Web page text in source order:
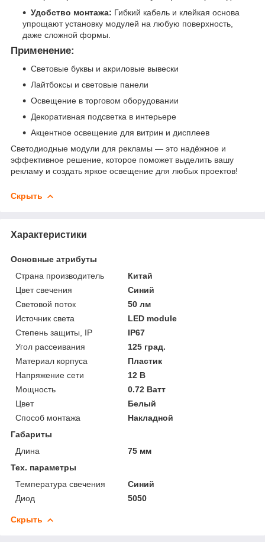
Удобство монтажа: Гибкий кабель и клейкая основа
упрощают установку модулей на любую поверхность,
даже сложной формы.
Применение:
Световые буквы и акриловые вывески
Лайтбоксы и световые панели
Освещение в торговом оборудовании
Декоративная подсветка в интерьере
Акцентное освещение для витрин и дисплеев
Светодиодные модули для рекламы — это надёжное и
эффективное решение, которое поможет выделить вашу
рекламу и создать яркое освещение для любых проектов!
Скрыть
Характеристики
Основные атрибуты
Страна производитель
Китай
Цвет свечения
Синий
Световой поток
50 лм
Источник света
LED module
Степень защиты, IP
IP67
Угол рассеивания
125 град.
Материал корпуса
Пластик
Напряжение сети
12 В
Мощность
0.72 Ватт
Цвет
Белый
Способ монтажа
Накладной
Габариты
Длина
75 мм
Тех. параметры
Температура свечения
Синий
Диод
5050
Скрыть